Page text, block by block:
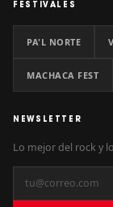
FESTIVALES
PA'L NORTE
MACHACA FEST
NEWSLETTER
Lo mejor del rock y